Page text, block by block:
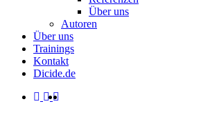
Über uns
Autoren
Über uns
Trainings
Kontakt
Dicide.de
facebook
linkedin
instagram